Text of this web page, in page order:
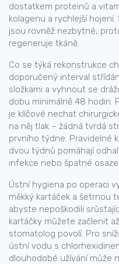
dostatkem proteinů a
kolagenu a rychlejší
jsou rovněž nezbytné,
regeneruje tkáně.
Co se týká rekonstrukce
doporučený interval
složkami a vyhnout se
dobu minimálně 48 hodin.
je klíčové nechat
na něj tlak – žádná tvrdá
prvního týdne. Pravidelné
dvou týdnů pomáhají
infekce nebo špatné
Ústní hygiena po operaci
měkký kartáček a šetrnou
abyste nepoškodili
kartáčky můžete začlenit
stomatolog povolí. Pro
ústní vodu s
dlouhodobé užívání může